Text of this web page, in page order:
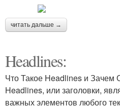
читать дальше →
Headlines:
Что Такое Headlines и
Headlines, или заголовки,
важных элементов любого